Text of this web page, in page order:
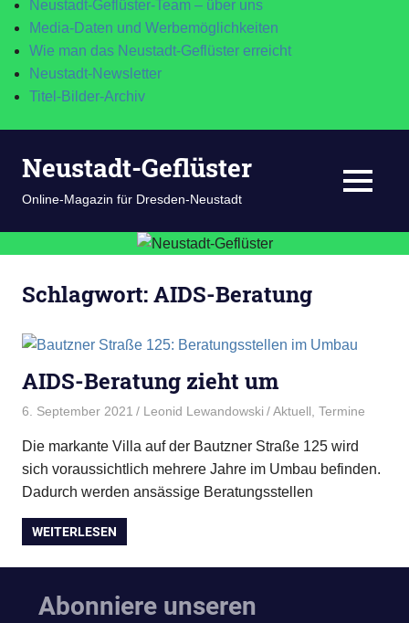
Neustadt-Geflüster-Team – über uns
Media-Daten und Werbemöglichkeiten
Wie man das Neustadt-Geflüster erreicht
Neustadt-Newsletter
Titel-Bilder-Archiv
InhaltNeustadt-Geflüster
Online-Magazin für Dresden-Neustadt MENÜ
Schlagwort:AIDS-Beratung
AIDS-Beratung zieht um
6. September 2021 Leonid Lewandowski Aktuell Termine
Die markante Villa auf der Bautzner Straße 125 wird
sich voraussichtlich mehrere Jahre im Umbau befinden.
Dadurch werden ansässige Beratungsstellen
WEITERLESEN
Abonniere unseren